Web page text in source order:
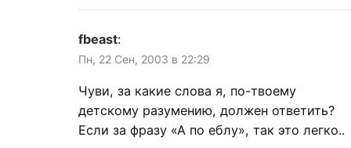
fbeast:
Пн, 22 Сен, 2003 в 22:29
Чуви, за какие слова я, по-твоему
детскому разумению, должен ответить?
Если за фразу «А по еблу», так это легко..